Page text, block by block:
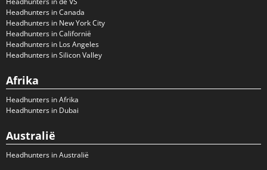
Headhunters in Canada
Headhunters in New York City
Headhunters in Californië
Headhunters in Los Angeles
Headhunters in Silicon Valley
Afrika
Headhunters in Afrika
Headhunters in Dubai
Australië
Headhunters in Australië